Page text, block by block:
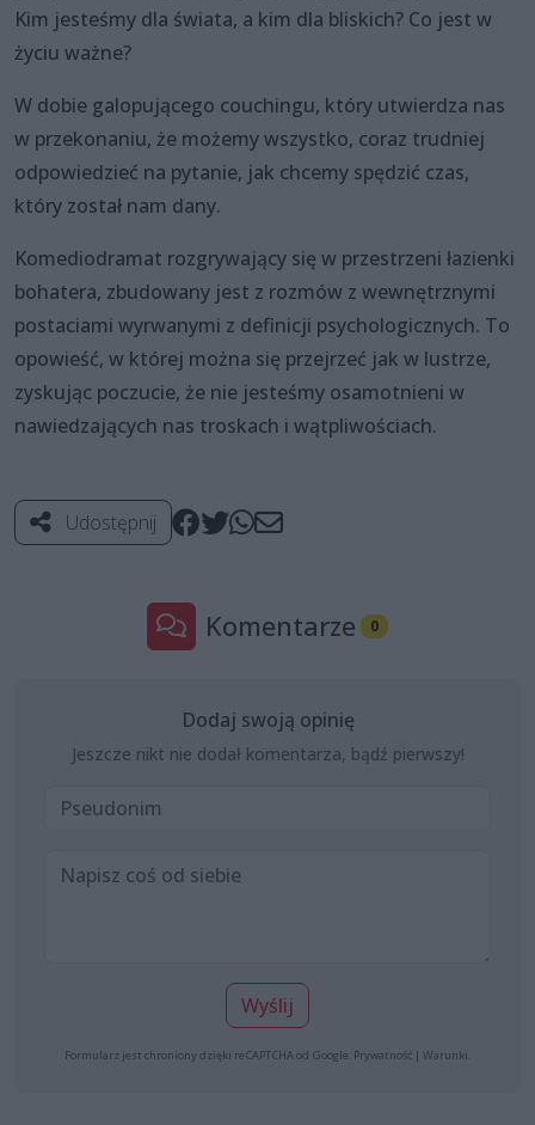
Kim jesteśmy dla świata, a kim dla bliskich? Co jest w
życiu ważne?
W dobie galopującego couchingu, który utwierdza nas
w przekonaniu, że możemy wszystko, coraz trudniej
odpowiedzieć na pytanie, jak chcemy spędzić czas,
który został nam dany.
Komediodramat rozgrywający się w przestrzeni łazienki
bohatera, zbudowany jest z rozmów z wewnętrznymi
postaciami wyrwanymi z definicji psychologicznych. To
opowieść, w której można się przejrzeć jak w lustrze,
zyskując poczucie, że nie jesteśmy osamotnieni w
nawiedzających nas troskach i wątpliwościach.
Udostępnij
Komentarze 0
Dodaj swoją opinię
Jeszcze nikt nie dodał komentarza, bądź pierwszy!
Wyślij
Formularz jest chroniony dzięki reCAPTCHA od Google: Prywatność | Warunki